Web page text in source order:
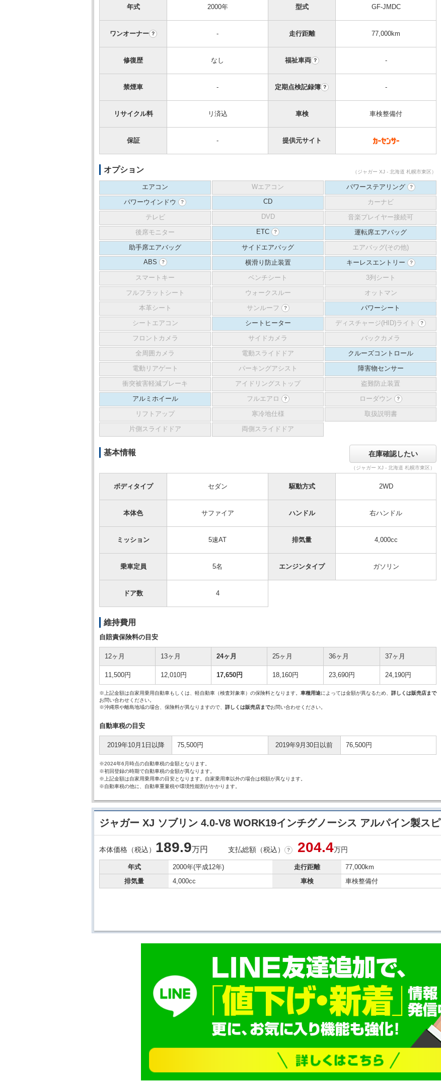
年式 2000年 型式 GF-JMDC
ワンオーナー ？ - 走行距離 77,000km
修復歴 なし 福祉車両 ？ -
禁煙車 - 定期点検記録簿 ？ -
リサイクル料 リ済込 車検 車検整備付
保証 - 提供元サイト
オプション （ジャガー XJ - 北海道 札幌市東区）
エアコン Wエアコン パワーステアリング ？
パワーウインドウ ？ CD
カーナビ
テレビ
DVD
音楽プレイヤー接続可
後席モニター
ETC ？
運転席エアバッグ
助手席エアバッグ
サイドエアバッグ
エアバッグ(その他)
ABS
？ 横滑り防止装置 キーレスエントリー ？
スマートキー ベンチシート
3列シート
フルフラットシート
ウォークスルー
オットマン
本革シート
サンルーフ ？
パワーシート
シートエアコン
シートヒーター ディスチャージ(HID)ライト ？
フロントカメラ サイドカメラ
バックカメラ
全周囲カメラ
電動スライドドア
クルーズコントロール
電動リアゲート
パーキングアシスト
障害物センサー
衝突被害軽減ブレーキ
アイドリングストップ
盗難防止装置
アルミホイール
フルエアロ ？ ローダウン ？
リフトアップ 寒冷地仕様
取扱説明書
片側スライドドア
両側スライドドア
基本情報
（ジャガー XJ - 北海道 札幌市東区）
ボディタイプ セダン 駆動方式 2WD
本体色 サファイア ハンドル 右ハンドル
ミッション 5速AT 排気量 4,000cc
乗車定員 5名 エンジンタイプ ガソリン
ドア数 4
維持費用
自賠責保険料の目安
12ヶ月 13ヶ月 24ヶ月 25ヶ月 36ヶ月 37ヶ月
11,500円 12,010円 17,650円 18,160円 23,690円 24,190円
※上記金額は自家用乗用自動車もしくは、軽自動車（検査対象車）の保険料となります。 車種用途によっては金額が異なるため、 詳しくは販売店まで
お問い合わせください。
※沖縄県や離島地域の場合、保険料が異なりますので、 詳しくは販売店までお問い合わせください。
自動車税の目安
2019年10月1日以降 75,500円 2019年9月30日以前 76,500円
※2024年6月時点の自動車税の金額となります。
※初回登録の時期で自動車税の金額が異なります。
※上記金額は自家用乗用車の目安となります。自家乗用車以外の場合は税額が異なります。
※自動車税の他に、自動車重量税や環境性能割がかかります。
ジャガー XJ ソブリン 4.0-V8 WORK19インチグノーシス アルパイン製スピ
本体価格（税込） 189.9万円 支払総額（税込） ？ 204.4万円
年式 2000年(平成12年) 走行距離
77,000km
排気量
4,000cc 車検 車検整備付